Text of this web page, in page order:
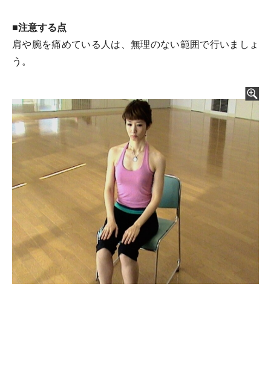
■注意する点
肩や腕を痛めている人は、無理のない範囲で行いましょ
う。